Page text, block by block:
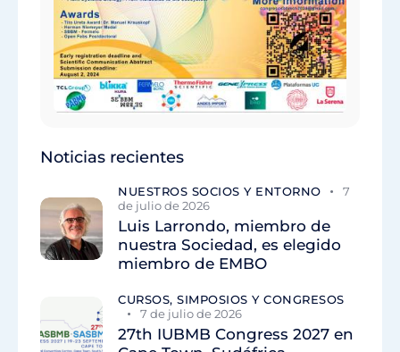
Noticias recientes
NUESTROS SOCIOS Y ENTORNO
7
de julio de 2026
Luis Larrondo, miembro de
nuestra Sociedad, es elegido
miembro de EMBO
CURSOS, SIMPOSIOS Y CONGRESOS
7 de julio de 2026
27th IUBMB Congress 2027 en